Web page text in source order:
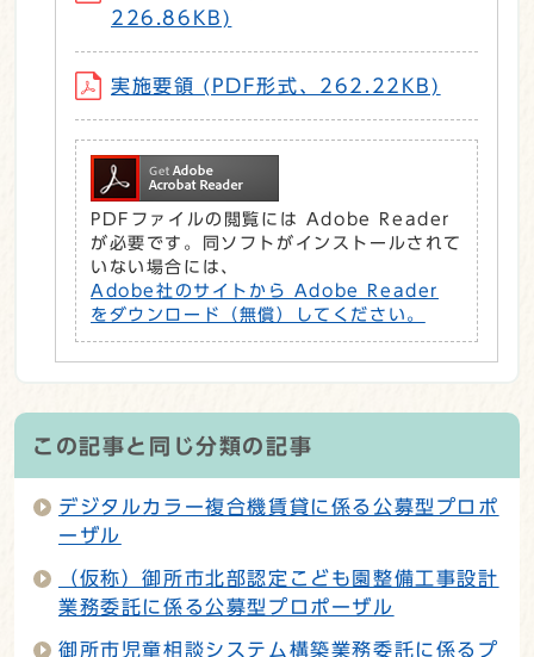
226.86KB)
実施要領 (PDF形式、262.22KB)
PDFファイルの閲覧には Adobe Reader
が必要です。同ソフトがインストールされて
いない場合には、
Adobe社のサイトから Adobe Reader
をダウンロード（無償）してください。
この記事と同じ分類の記事
デジタルカラー複合機賃貸に係る公募型プロポ
ーザル
（仮称）御所市北部認定こども園整備工事設計
業務委託に係る公募型プロポーザル
御所市児童相談システム構築業務委託に係るプ